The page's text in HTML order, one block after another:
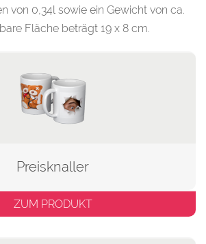
von 0,34l sowie ein Gewicht von ca.
Fläche beträgt 19 x 8 cm.
Preisknaller
ZUM PRODUKT